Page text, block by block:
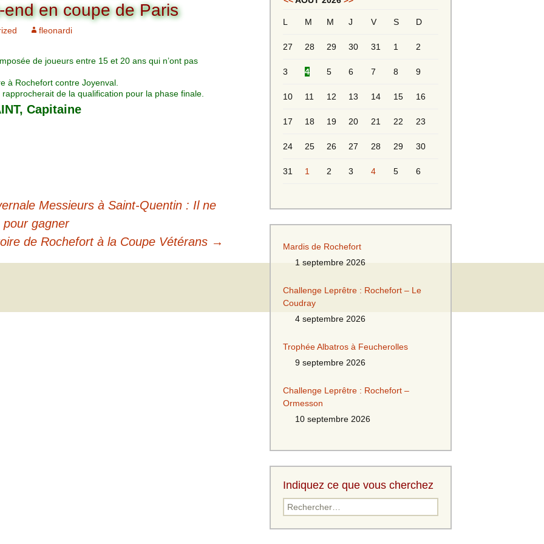
Charte pour les joueurs
des équipes
Championnat interclubs
Senior Messieurs
Coupe de Paris Dames
Championnat interclubs
Dames
Equipe Mid-Amateurs
Messieurs 2ème série
Messieurs Golden
en coupe de Paris
fleonardi
de joueurs entre 15 et 20 ans qui n’ont pas
à Rochefort contre Joyenval.
de la qualification pour la phase finale.
Capitaine
Messieurs à Saint-Quentin : Il ne
gagner
de Rochefort à la Coupe Vétérans →
L M M J V S D
27 28 29 30 31 1 2
3 4 5 6 7 8 9
10 11 12 13 14 15 16
17 18 19 20 21 22 23
24 25 26 27 28 29 30
31 1 2 3 4 5 6
Mardis de Rochefort
1 septembre 2026
Challenge Leprêtre : Rochefort – Le
Coudray
4 septembre 2026
Trophée Albatros à Feucherolles
9 septembre 2026
Challenge Leprêtre : Rochefort –
Ormesson
10 septembre 2026
Indiquez ce que vous cherchez